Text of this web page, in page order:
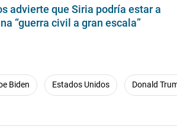
advierte que Siria podría estar a
“guerra civil a gran escala”
Biden Estados Unidos Donald